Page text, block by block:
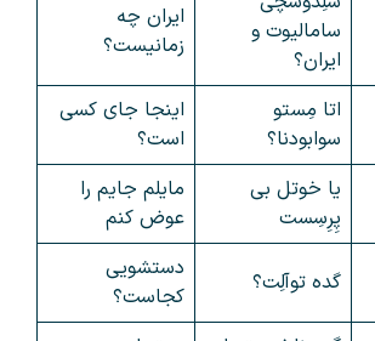
سامالیوت و
ایران؟
ایران چه
زمانیست؟
اتا مِستو
سوابودنا؟
اینجا جای کسی
است؟
یا خوتل بی
پِرِسِست
مایلم جایم را
عوض کنم
گده توآلِت؟
دستشویی
کجاست؟